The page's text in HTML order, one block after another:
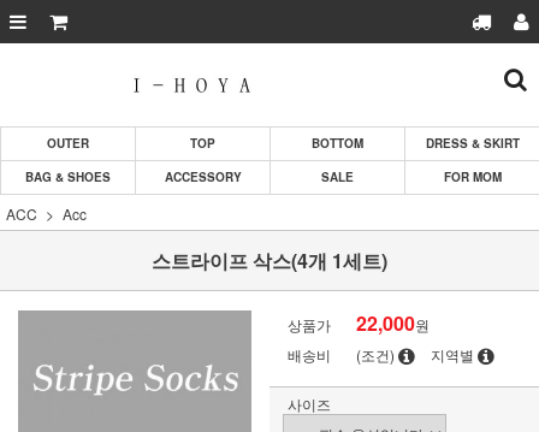
OUTER TOP BOTTOM
DRESS & SKIRT
BAG & SHOES
ACCESSORY SALE FOR MOM
ACC Acc
스트라이프 삭스(4개 1세트)
상품가 22,000원
배송비
(조건) 지역별
사이즈